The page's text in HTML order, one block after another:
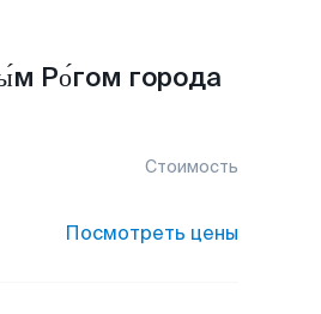
Ро́гом города
Стоимость
Посмотреть цены